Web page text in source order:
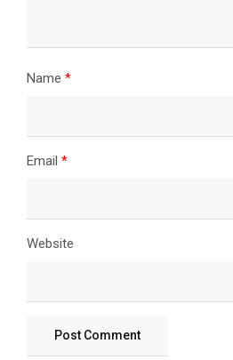
Name *
Email *
Website